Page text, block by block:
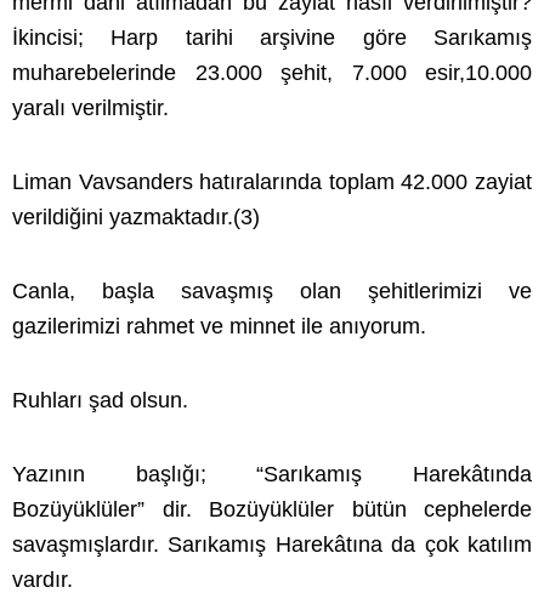
İkincisi; Harp tarihi arşivine göre Sarıkamış
muharebelerinde 23.000 şehit, 7.000 esir,10.000
yaralı verilmiştir.
Liman Vavsanders hatıralarında toplam 42.000 zayiat
verildiğini yazmaktadır.(3)
Canla, başla savaşmış olan şehitlerimizi ve
gazilerimizi rahmet ve minnet ile anıyorum.
Ruhları şad olsun.
Yazının başlığı; “Sarıkamış Harekâtında
Bozüyüklüler” dir. Bozüyüklüler bütün cephelerde
savaşmışlardır. Sarıkamış Harekâtına da çok katılım
vardır.